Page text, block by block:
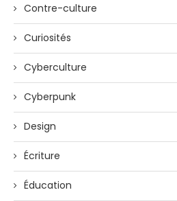
Contre-culture
Curiosités
Cyberculture
Cyberpunk
Design
Écriture
Éducation